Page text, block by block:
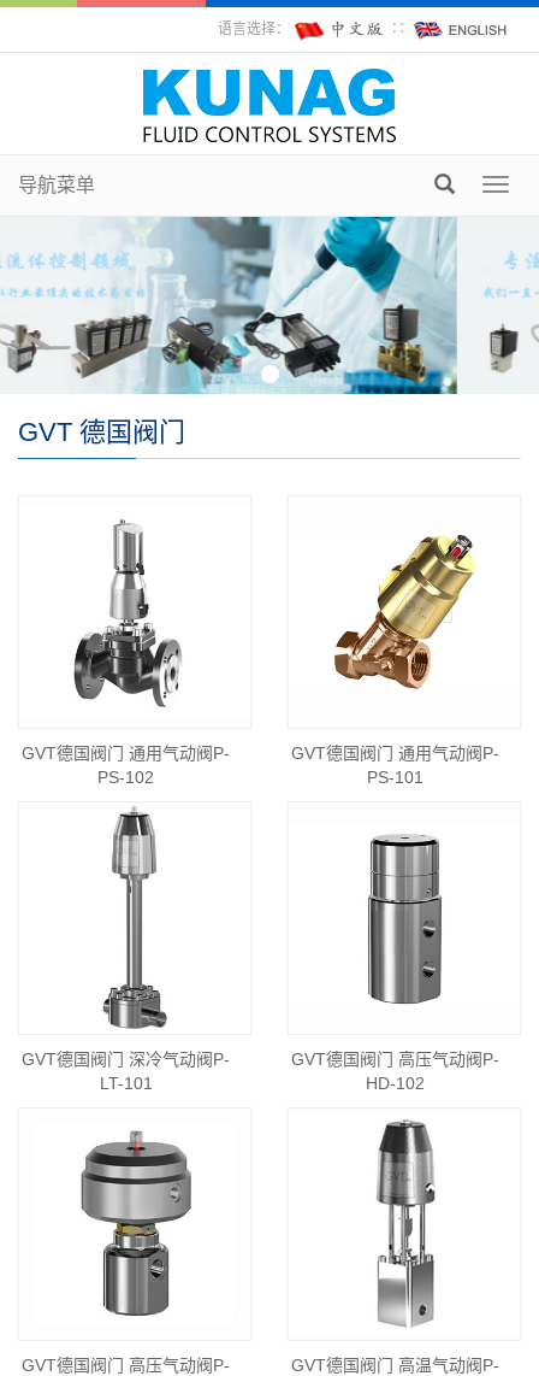
语言选择： ∷
导航菜单
GVT 德国阀门
GVT德国阀门 通用气动阀P-
PS-102
GVT德国阀门 通用气动阀P-
PS-101
GVT德国阀门 深冷气动阀P-
LT-101
GVT德国阀门 高压气动阀P-
HD-102
GVT德国阀门 高压气动阀P-
GVT德国阀门 高温气动阀P-